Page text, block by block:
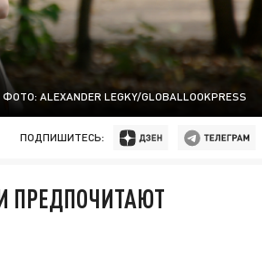
ФОТО: ALEXANDER LEGKY/GLOBALLOOKPRESS
ПОДПИШИТЕСЬ:
ПРЕДПОЧИТАЮТ